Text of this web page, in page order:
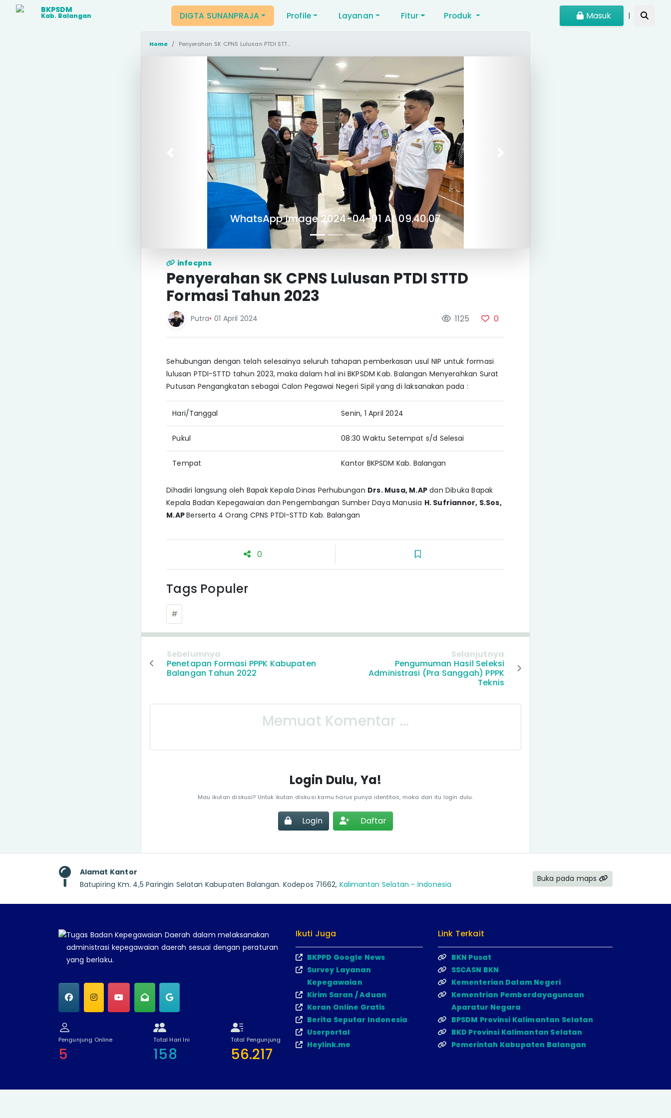
BKPSDM
Kab. Balangan DIGTA SUNANPRAJA Profile Layanan Fitur Produk Masuk |
Home Penyerahan SK CPNS Lulusan PTDI STTD Formasi Tahun 2023
WhatsApp Image 2024-04-01 At 09.40.07
infocpns
Penyerahan SK CPNS Lulusan PTDI STTD
Formasi Tahun 2023
Putra• 01 April 2024 1125 0
Sehubungan dengan telah selesainya seluruh tahapan pemberkasan usul NIP untuk formasi
lulusan PTDI-STTD tahun 2023, maka dalam hal ini BKPSDM Kab. Balangan Menyerahkan Surat
Putusan Pengangkatan sebagai Calon Pegawai Negeri Sipil yang di laksanakan pada :
Hari/Tanggal Senin, 1 April 2024
Pukul 08:30 Waktu Setempat s/d Selesai
Tempat Kantor BKPSDM Kab. Balangan
Dihadiri langsung oleh Bapak Kepala Dinas Perhubungan Drs. Musa, M.APdan Dibuka Bapak
Kepala Badan Kepegawaian dan Pengembangan Sumber Daya Manusia H. Sufriannor, S.Sos,
M.APBerserta 4 Orang CPNS PTDI-STTD Kab. Balangan
0
Tags Populer
#
Sebelumnya
Penetapan Formasi PPPK Kabupaten
Balangan Tahun 2022
Selanjutnya
Pengumuman Hasil Seleksi
Administrasi (Pra Sanggah) PPPK
Teknis
Memuat Komentar ...
Login Dulu, Ya!
Mau ikutan diskusi? Untuk ikutan diskusi kamu harus punya identitas, maka dari itu login dulu.
Login Daftar
Alamat Kantor
Batupiring Km. 4,5 Paringin Selatan Kabupaten Balangan. Kodepos 71662, Kalimantan Selatan - Indonesia
Buka pada maps
Tugas Badan Kepegawaian Daerah dalam melaksanakan
administrasi kepegawaian daerah sesuai dengan peraturan
yang berlaku.
Pengunjung Online
5
Total Hari Ini
158
Total Pengunjung
56.217
Ikuti Juga
BKPPD Google News
Survey Layanan
Kepegawaian
Kirim Saran / Aduan
Koran Online Gratis
Berita Seputar Indonesia
Userportal
Heylink.me
Link Terkait
BKN Pusat
SSCASN BKN
Kementerian Dalam Negeri
Kementrian Pemberdayagunaan
Aparatur Negara
BPSDM Provinsi Kalimantan Selatan
BKD Provinsi Kalimantan Selatan
Pemerintah Kabupaten Balangan